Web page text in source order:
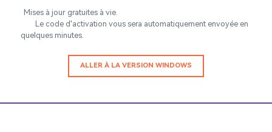
Mises à jour gratuites à vie.
Le code d'activation vous sera automatiquement envoyée en
quelques minutes.
ALLER À LA VERSION WINDOWS